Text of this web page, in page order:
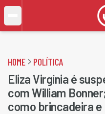
HOME POLÍTICA
Eliza Virgínia é
com William
como brincadeira